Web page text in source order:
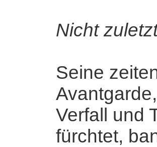
Nicht
Seine
Verfall und
fürchtet,